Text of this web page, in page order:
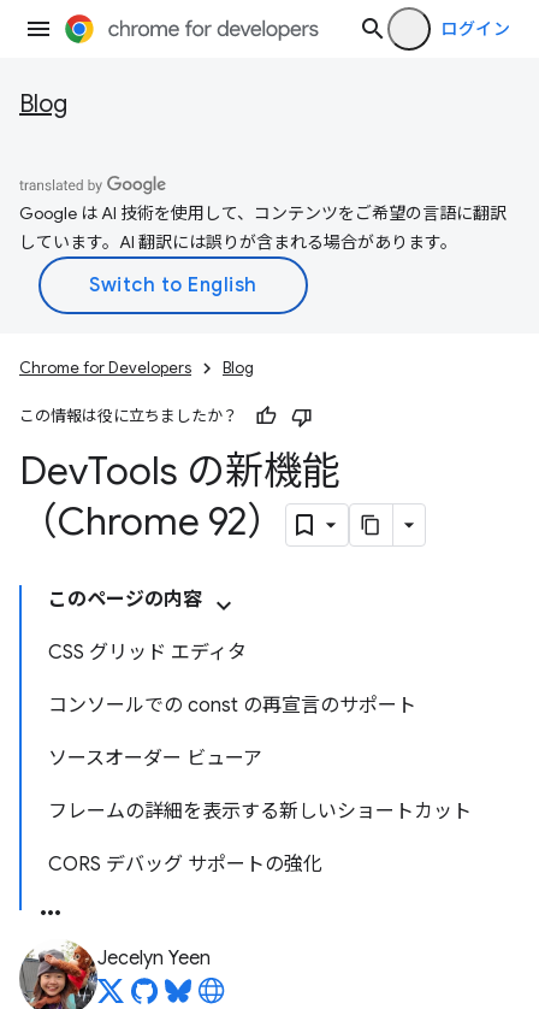
ログイン
Blog
Google は AI 技術を使用して、コンテンツをご希望の言語に翻訳
しています。AI 翻訳には誤りが含まれる場合があります。
Chrome for Developers Blog
この情報は役に立ちましたか？
DevTools の新機能
（Chrome 92）
このページの内容
CSS グリッド エディタ
コンソールでの const の再宣言のサポート
ソースオーダー ビューア
フレームの詳細を表示する新しいショートカット
CORS デバッグ サポートの強化
Jecelyn Yeen